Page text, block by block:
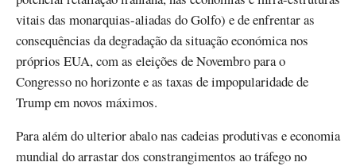
vitais das monarquias-aliadas do Golfo) e de enfrentar as
consequências da degradação da situação económica nos
próprios EUA, com as eleições de Novembro para o
Congresso no horizonte e as taxas de impopularidade de
Trump em novos máximos.
Para além do ulterior abalo nas cadeias produtivas e economia
mundial do arrastar dos constrangimentos ao tráfego no